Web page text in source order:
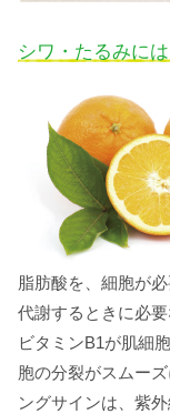
シワ・たるみに
脂肪酸を、細胞が
代謝するときに必要
ビタミンB1が肌細
胞の分裂がスムー
ングサインは、紫